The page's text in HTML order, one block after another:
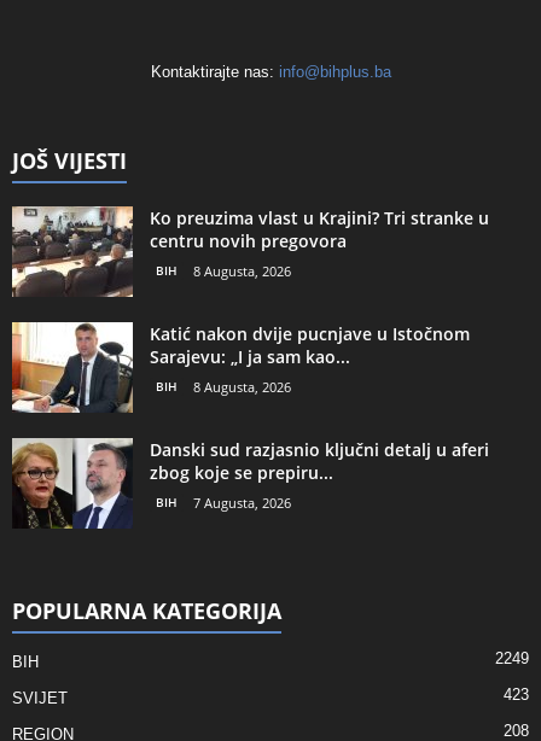
Kontaktirajte nas: info@bihplus.ba
JOŠ VIJESTI
Ko preuzima vlast u Krajini? Tri stranke u
centru novih pregovora
BIH 8 Augusta, 2026
Katić nakon dvije pucnjave u Istočnom
Sarajevu: „I ja sam kao...
BIH 8 Augusta, 2026
Danski sud razjasnio ključni detalj u aferi
zbog koje se prepiru...
BIH 7 Augusta, 2026
POPULARNA KATEGORIJA
BIH 2249
SVIJET 423
REGION 208